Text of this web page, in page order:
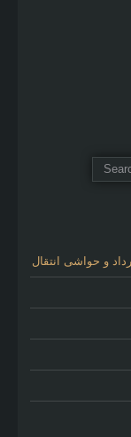
و حواشی انتقال